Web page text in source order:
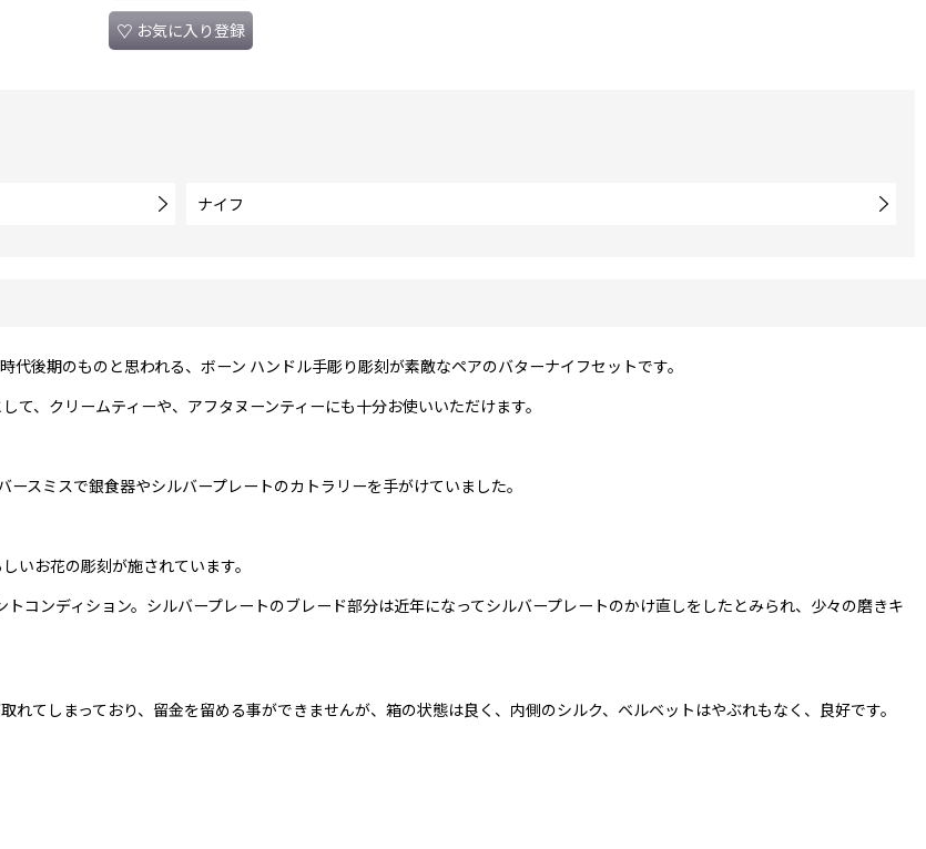
お気に入り登録
ナイフ
後期のものと思われる、ボーン ハンドル手彫り彫刻が素敵なペアのバターナイフセットです。
、クリームティーや、アフタヌーンティーにも十分お使いいただけます。
スミスで銀食器やシルバープレートのカトラリーを手がけていました。
いお花の彫刻が施されています。
コンディション。シルバープレートのブレード部分は近年になってシルバープレートのかけ直しをしたとみられ、少々の磨きキ
てしまっており、留金を留める事ができませんが、箱の状態は良く、内側のシルク、ベルベットはやぶれもなく、良好です。